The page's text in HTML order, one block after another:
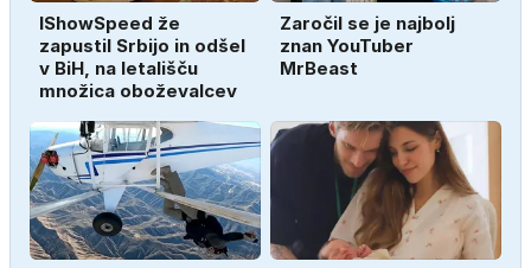
IShowSpeed že
zapustil Srbijo in odšel
v BiH, na letališču
množica oboževalcev
Zaročil se je najbolj
znan YouTuber
MrBeast